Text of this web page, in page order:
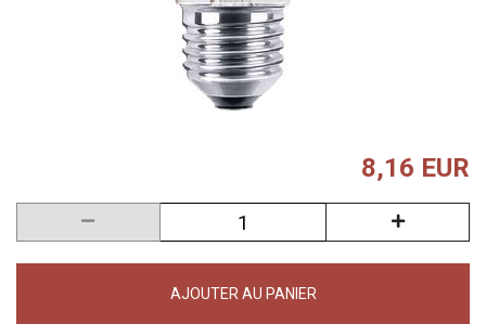
8,16 EUR
AJOUTER AU PANIER